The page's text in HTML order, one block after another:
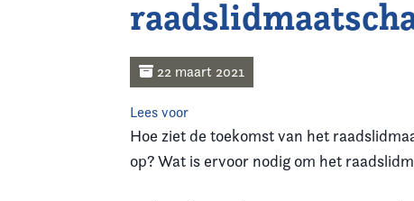
Kennis & Informatie
22 maart 2021
Lees voor
Hoe ziet de toekomst van het
op? Wat is ervoor nodig om het